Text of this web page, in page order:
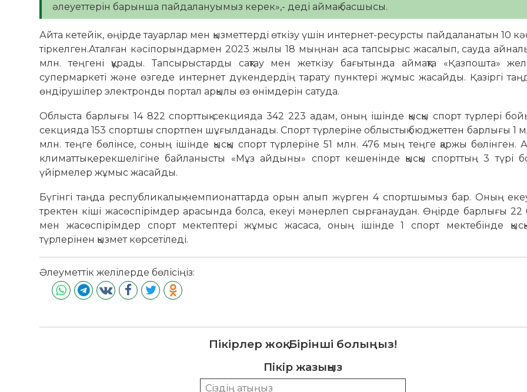
әлеуеттерін барынша пайдалануымыз керек»,- деді аймақ басшысы.
Айта кетейік, өңірде тауарлар мен қызметтерді өткізу үшін интернет-ресурсты пайдаланатын 10
тіркелген.Аталған кәсіпорындармен 2023 жылы 18 мыңнан аса тапсырыс жасалып, сауда
млн. теңгені құрады. Тапсырыстарды сақтау мен жеткізу бағытында аймақта «Қазпошта»
супермаркеті және өзгеде интернет дүкендердің тарату пунктері жұмыс жасайды. Қазіргі
өндірушілер электронды портал арқылы өз өнімдерін сатуда.
Облыста барлығы 14 822 спорттық секцияда 342 223 адам, оның ішінде қысқы спорт түрлері
секцияда 153 спортшы спортпен шұғылданады. Спорт түрлеріне облыстық бюджеттен барлығы 1
млн. теңге бөлінсе, соның ішінде қысқы спорт түрлеріне 51 млн. 476 мың теңге қаржы бөлінген.
климаттық ерекшелігіне байланысты «Мұз айдыны» спорт кешенінде қысқы спорттың 3 түрі
үйірмелер жұмыс жасайды.
Бүгінгі таңда республикалық чемпионаттарда орын алып жүрген 4 спортшымыз бар. Оның
тректен кіші жасөспірімдер арасында болса, екеуі мәнерлеп сырғанаудан. Өңірде барлығы 22
мен жасөспірімдер спорт мектептері жұмыс жасаса, оның ішінде 1 спорт мектебінде
түрлерінен қызмет көрсетіледі.
Әлеуметтік желілерде бөлісіңіз:
Пікірлер жоқ. Бірінші болыңыз!
Пікір жазыңыз